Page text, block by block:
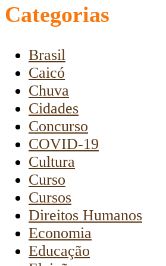
Categorias
Brasil
Caicó
Chuva
Cidades
Concurso
COVID-19
Cultura
Curso
Cursos
Direitos Humanos
Economia
Educação